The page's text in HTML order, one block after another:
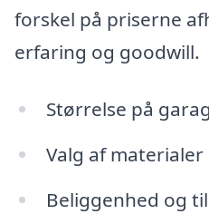
forskel på priserne
erfaring og goodwill.
Størrelse på
Valg af materialer
Beliggenhed og